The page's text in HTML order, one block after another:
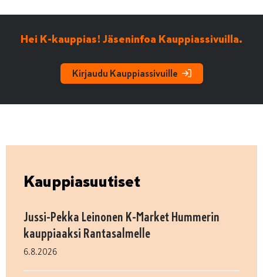
Hei K-kauppias! Jäseninfoa Kauppiassivuilla.
Kirjaudu Kauppiassivuille
Kauppiasuutiset
Jussi-Pekka Leinonen K-Market Hummerin
kauppiaaksi Rantasalmelle
6.8.2026